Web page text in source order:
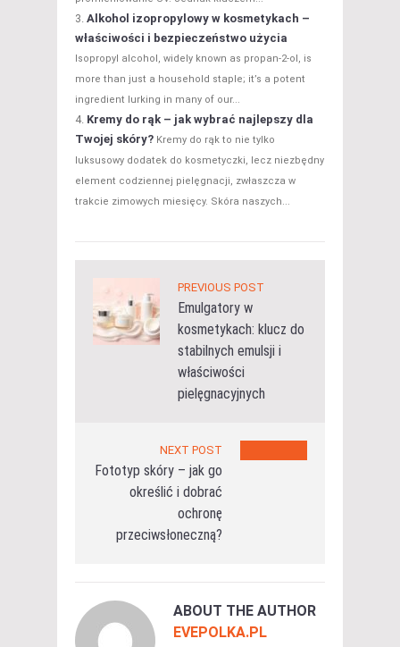
Alkohol izopropylowy w kosmetykach –
właściwości i bezpieczeństwo użycia
Isopropyl alcohol, widely known as propan-2-ol, is
more than just a household staple; it’s a potent
ingredient lurking in many of our...
Kremy do rąk – jak wybrać najlepszy dla
Twojej skóry? Kremy do rąk to nie tylko
luksusowy dodatek do kosmetyczki, lecz niezbędny
element codziennej pielęgnacji, zwłaszcza w
trakcie zimowych miesięcy. Skóra naszych...
PREVIOUS POST
Emulgatory w
kosmetykach: klucz do
stabilnych emulsji i
właściwości
pielęgnacyjnych
NEXT POST
Fototyp skóry – jak go
określić i dobrać
ochronę
przeciwsłoneczną?
ABOUT THE AUTHOR
EVEPOLKA.PL